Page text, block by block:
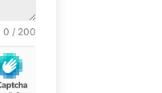
0 / 200